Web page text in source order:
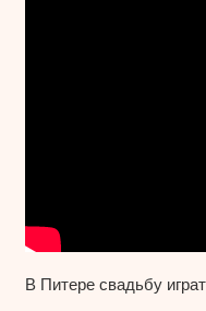
В Питере свадьбу